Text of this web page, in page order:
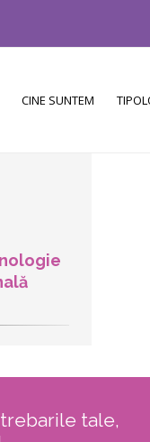
CINE SUNTEM
tale,